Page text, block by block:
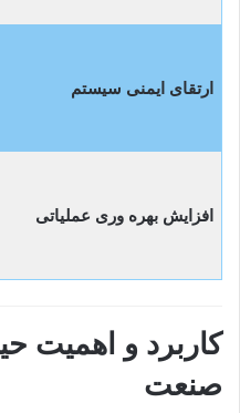
ارتقای ایمنی سیستم
افزایش بهره‌ وری عملیاتی
کاربرد و اهمیت
صنعت